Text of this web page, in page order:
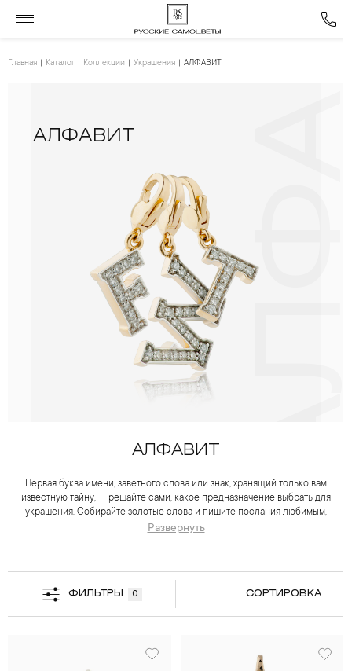
Главная Каталог Коллекции Украшения АЛФАВИТ
АЛФАВИТ
АЛФАВИТ
Первая буква имени, заветного слова или знак, хранящий только вам
известную тайну, — решайте сами, какое предназначение выбрать для
украшения. Собирайте золотые слова и пишите послания любимым,
увековечивайте чувства и смыслы. Красное золото — основа всех
Украшения АЛФАВИТ придадут шарм браслету, станут символичной
подвеской или личным талисманом.
Развернуть
ФИЛЬТРЫ 0 СОРТИРОВКА